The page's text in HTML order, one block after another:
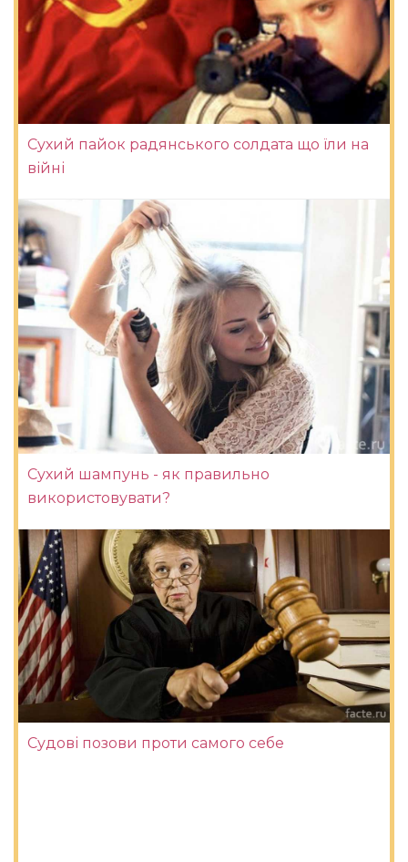
Сухий пайок радянського солдата що їли на
війні
Сухий шампунь - як правильно
використовувати?
Судові позови проти самого себе